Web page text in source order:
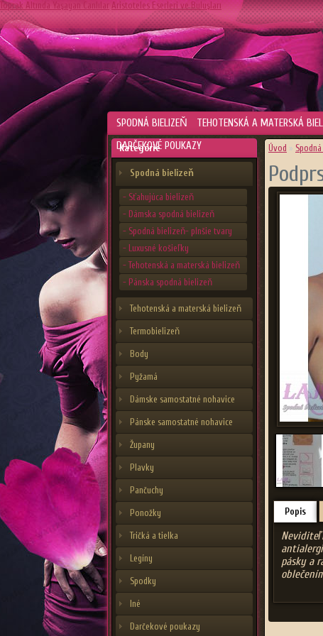
Toprak Altında Yaşayan Canlılar Aristoteles Eserleri ve Buluşları
SPODNÁ BIELIZEŇ TEHOTENSKÁ A MATERSKÁ
DARČEKOVÉ POUKAZY
Kategórie
Spodná bielizeň
- Sťahujúca bielizeň
- Dámska spodná bielizeň
- Spodná bielizeň- plnšie tvary
- Luxusné košieľky
- Tehotenská a materská bielizeň
- Pánska spodná bielizeň
Tehotenská a materská bielizeň
Termobielizeň
Body
Pyžamá
Dámske samostatné nohavice
Pánske samostatné nohavice
Župany
Plavky
Pančuchy
Ponožky
Tričká a tielka
Legíny
Spodky
Iné
Darčekové poukazy
Úvod »
Popis
pásky a